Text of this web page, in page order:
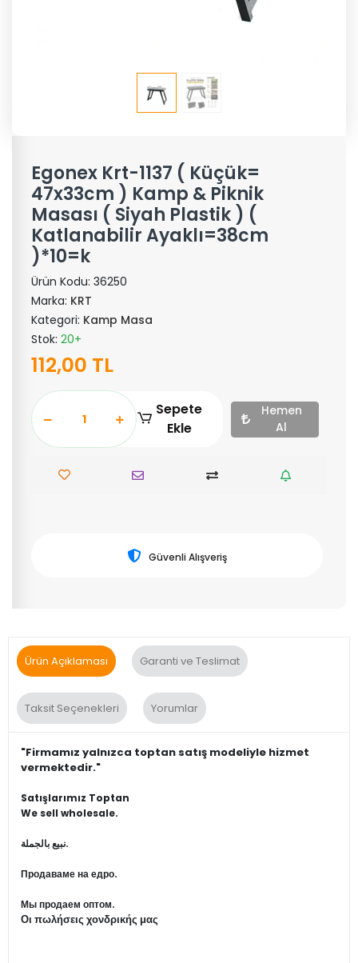
Egonex Krt-1137 ( Küçük=
47x33cm ) Kamp & Piknik
Masası ( Siyah Plastik ) (
Katlanabilir Ayaklı=38cm
)*10=k
Ürün Kodu: 36250
Marka: KRT
Kategori: Kamp Masa
Stok: 20+
112,00 TL
Sepete
Ekle
Hemen
Al
Güvenli Alışveriş
Ürün Açıklaması Garanti ve Teslimat
Taksit Seçenekleri Yorumlar
"Firmamız yalnızca toptan satış modeliyle hizmet
vermektedir."
Satışlarımız Toptan
We sell wholesale.
نبيع بالجملة.
Продаваме на едро.
Мы продаем оптом.
Οι πωλήσεις χονδρικής μας